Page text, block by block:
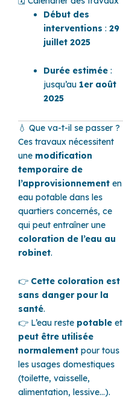
Début des
interventions : 29
juillet 2025
Durée estimée :
jusqu’au 1er août
2025
💧 Que va-t-il se passer ?
Ces travaux nécessitent
une modification
temporaire de
l’approvisionnement en
eau potable dans les
quartiers concernés, ce
qui peut entraîner une
coloration de l’eau au
robinet.
👉 Cette coloration est
sans danger pour la
santé.
👉 L’eau reste potable et
peut être utilisée
normalement pour tous
les usages domestiques
(toilette, vaisselle,
alimentation, lessive…).